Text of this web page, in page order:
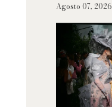
Agosto 07, 2026